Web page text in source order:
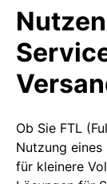
Ob Sie FTL
Nutzung eines
für kleinere